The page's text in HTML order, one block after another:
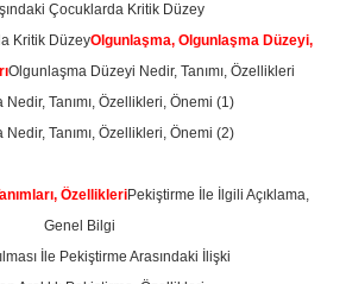
Çocuklarda Kritik Düzey
Kritik DüzeyOlgunlaşma, Olgunlaşma Düzeyi,
Olgunlaşma Düzeyi Nedir, Tanımı, Özellikleri
Tanımı, Özellikleri, Önemi (1)
Tanımı, Özellikleri, Önemi (2)
ÖzellikleriPekiştirme İle İlgili Açıklama,
Genel Bilgi
İle Pekiştirme Arasındaki İlişki